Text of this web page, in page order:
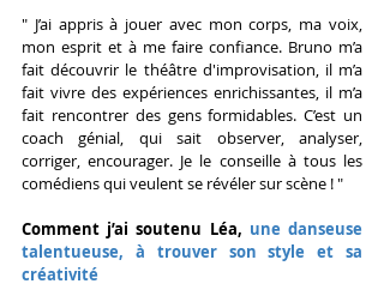
" J’ai appris à jouer avec mon corps, ma voix,
mon esprit et à me faire confiance. Bruno m’a
fait découvrir le théâtre d'improvisation, il m’a
fait vivre des expériences enrichissantes, il m’a
fait rencontrer des gens formidables. C’est un
coach génial, qui sait observer, analyser,
corriger, encourager. Je le conseille à tous les
comédiens qui veulent se révéler sur scène ! "
Comment j’ai soutenu Léa, une danseuse
talentueuse, à trouver son style et sa
créativité